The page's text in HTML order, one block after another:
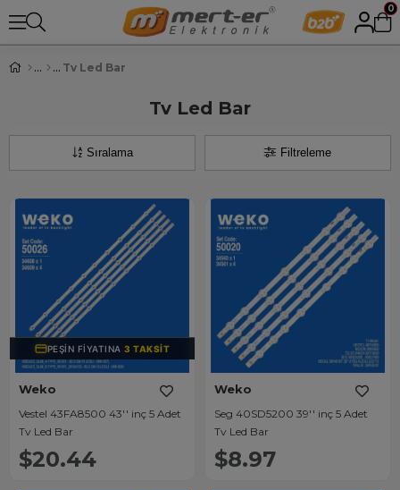
0
Tv Led Bar
Tv Led Bar
Filtreleme
Sıralama
PEŞIN FIYATINA3 TAKSIT
Weko
Vestel 43FA8500 43'' inç 5 Adet
Tv Led Bar
$20.44
Weko
Seg 40SD5200 39'' inç 5 Adet
Tv Led Bar
$8.97